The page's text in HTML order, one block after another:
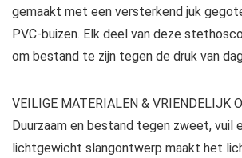
gemaakt met een versterkend juk
PVC-buizen. Elk deel van deze
om bestand te zijn tegen de druk van
VEILIGE MATERIALEN & VRIENDELIJK
Duurzaam en bestand tegen zweet, vuil
lichtgewicht slangontwerp maakt het